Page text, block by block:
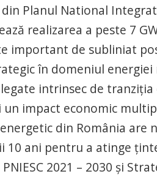
Planul National
realizarea a peste 7
important de subliniat
în domeniul
intrinsec de
un impact economic
din România are
10 ani pentru a atinge
2021 – 2030 și